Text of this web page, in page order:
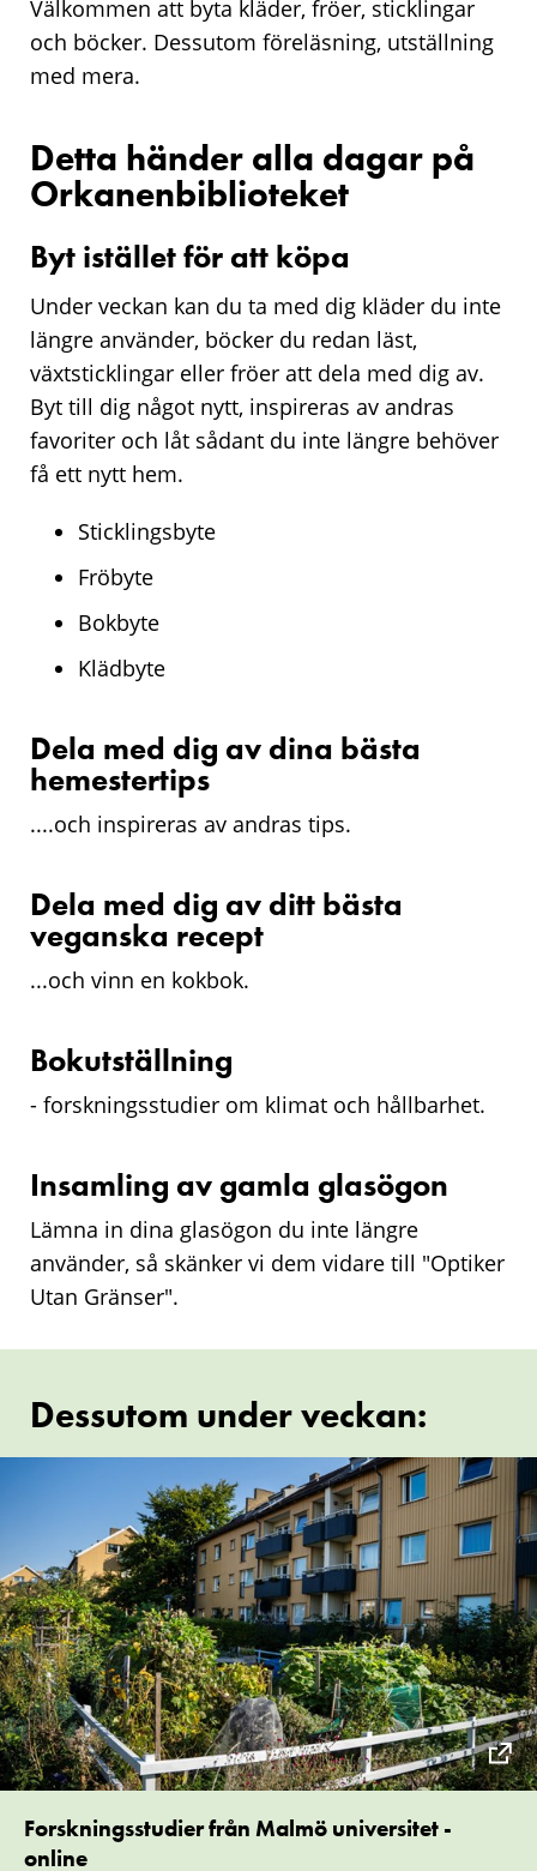
Välkommen att byta kläder, fröer, sticklingar
och böcker. Dessutom föreläsning, utställning
med mera.
Detta händer alla dagar på
Orkanenbiblioteket
Byt istället för att köpa
Under veckan kan du ta med dig kläder du inte
längre använder, böcker du redan läst,
växtsticklingar eller fröer att dela med dig av.
Byt till dig något nytt, inspireras av andras
favoriter och låt sådant du inte längre behöver
få ett nytt hem.
Sticklingsbyte
Fröbyte
Bokbyte
Klädbyte
Dela med dig av dina bästa
hemestertips
....och inspireras av andras tips.
Dela med dig av ditt bästa
veganska recept
...och vinn en kokbok.
Bokutställning
- forskningsstudier om klimat och hållbarhet.
Insamling av gamla glasögon
Lämna in dina glasögon du inte längre
använder, så skänker vi dem vidare till "Optiker
Utan Gränser".
Dessutom under veckan:
Forskningsstudier från Malmö universitet -
online